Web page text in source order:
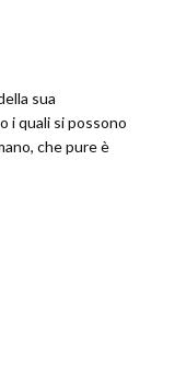
sua
i quali si possono
che pure è